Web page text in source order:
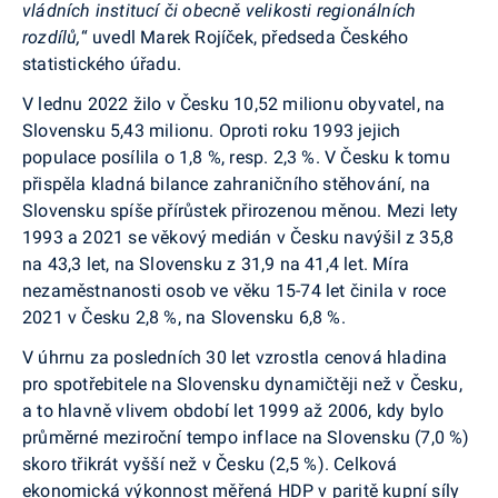
vládních institucí či obecně velikosti regionálních
rozdílů,“ uvedl Marek Rojíček, předseda Českého
statistického úřadu.
V lednu 2022 žilo v Česku 10,52 milionu obyvatel, na
Slovensku 5,43 milionu. Oproti roku 1993 jejich
populace posílila o 1,8 %, resp. 2,3 %. V Česku k tomu
přispěla kladná bilance zahraničního stěhování, na
Slovensku spíše přírůstek přirozenou měnou. Mezi lety
1993 a 2021 se věkový medián v Česku navýšil z 35,8
na 43,3 let, na Slovensku z 31,9 na 41,4 let. Míra
nezaměstnanosti osob ve věku 15-74 let činila v roce
2021 v Česku 2,8 %, na Slovensku 6,8 %.
V úhrnu za posledních 30 let vzrostla cenová hladina
pro spotřebitele na Slovensku dynamičtěji než v Česku,
a to hlavně vlivem období let 1999 až 2006, kdy bylo
průměrné meziroční tempo inflace na Slovensku (7,0 %)
skoro třikrát vyšší než v Česku (2,5 %). Celková
ekonomická výkonnost měřená HDP v paritě kupní síly